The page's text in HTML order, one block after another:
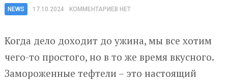
NEWS 17.10.2024 КОММЕНТАРИЕВ НЕТ
Когда дело доходит до ужина, мы все хотим
чего-то простого, но в то же время вкусного.
Замороженные тефтели – это настоящий